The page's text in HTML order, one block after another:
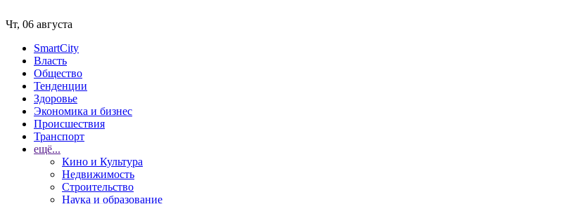
Чт, 06 августа
SmartCity
Власть
Общество
Тенденции
Здоровье
Экономика и бизнес
Происшествия
Транспорт
ещё...
Кино и Культура
Недвижимость
Строительство
Наука и образование